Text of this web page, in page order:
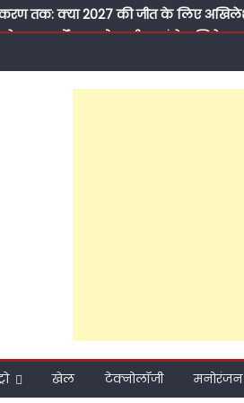
तक: क्या 2027 की जीत के लिए
हुए सवर्णों का भरोसा जीत पाएंगे अखिलेश?
के प्रति समर्पण, बिना प्रचार की जनसेवा
खेल टेक्नोलॉजी मनोरंजन